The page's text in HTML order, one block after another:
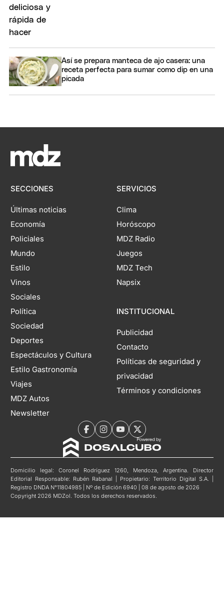
Así se prepara manteca de ajo casera: una
receta perfecta para sumar como dip en una
picada
SECCIONES
Últimas noticias
Economía
Policiales
Mundo
Estilo
Vinos
Sociales
Política
Sociedad
Deportes
Espectáculos y Cultura
Estilo Gastronomía
Viajes
MDZ Autos
Newsletter
SERVICIOS
Clima
Horóscopo
MDZ Radio
Juegos
MDZ Tech
Napsix
INSTITUCIONAL
Publicidad
Contacto
Políticas de seguridad y
privacidad
Términos y condiciones
Domicilio legal: Coronel Rodríguez 1260, Mendoza, Argentina. Director
Editorial Responsable: Rubén Rabanal | Propietario: Territorio Digital S.A. |
Registro DNDA N°11804985 | Nº de Edición 6940 | 08 de agosto de 2026
Copyright 2026 MDZol. Todos los derechos reservados.